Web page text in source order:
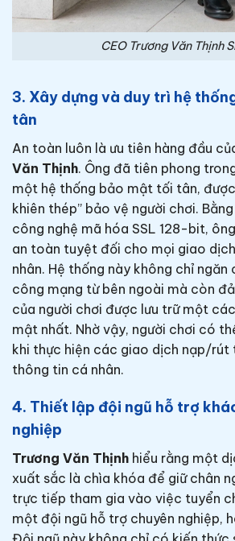
CEO Trương Văn Thịnh
3. Xây dựng và duy trì hệ
tân
An toàn luôn là ưu tiên hàng đầu
Văn Thịnh. Ông đã tiên phong
một hệ thống bảo mật tối tân,
khiên thép” bảo vệ người chơi.
công nghệ mã hóa SSL 128-bit,
an toàn tuyệt đối cho mọi giao
nhân. Hệ thống này không chỉ
công mạng từ bên ngoài mà còn
của người chơi được lưu trữ một
mật nhất. Nhờ vậy, người chơi có
khi thực hiện các giao dịch nạp/rút
thông tin cá nhân.
4. Thiết lập đội ngũ hỗ trợ
nghiệp
Trương Văn Thịnh hiểu rằng một
xuất sắc là chìa khóa để giữ chân
trực tiếp tham gia vào việc tuyển
một đội ngũ hỗ trợ chuyên nghiệp,